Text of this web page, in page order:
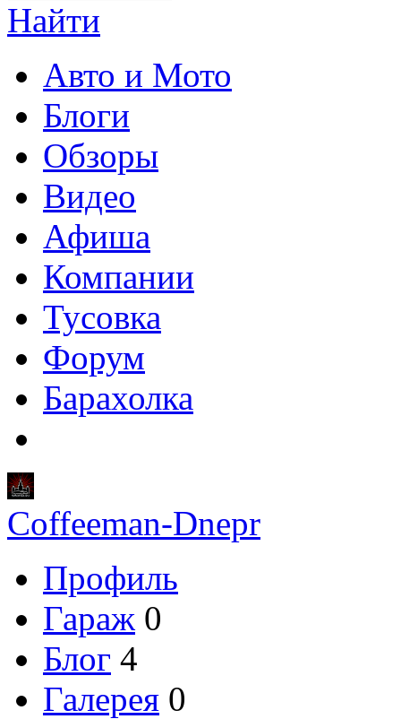
Найти
Авто и Мото
Блоги
Обзоры
Видео
Афиша
Компании
Тусовка
Форум
Барахолка
Coffeeman-Dnepr
Профиль
Гараж 0
Блог 4
Галерея 0